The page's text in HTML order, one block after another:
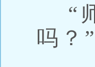
“师
吗？